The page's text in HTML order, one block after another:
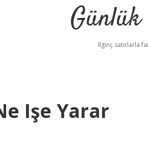
İlginç satırlarla
Işe Yarar